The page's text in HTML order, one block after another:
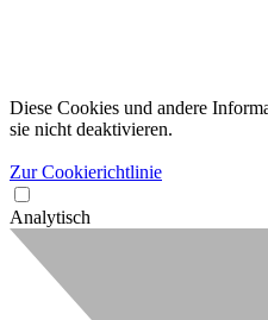
Diese Cookies und andere
sie nicht deaktivieren.
Zur Cookierichtlinie
Analytisch